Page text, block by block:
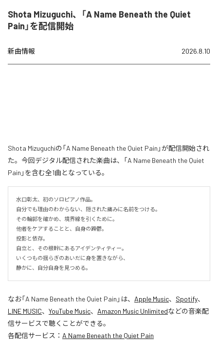
Shota Mizuguchi、「A Name Beneath the Quiet
Pain」を配信開始
新曲情報 2026.8.10
Shota Mizuguchiの「A Name Beneath the Quiet Pain」が配信開始され
た。今回デジタル配信された楽曲は、「A Name Beneath the Quiet
Pain」を含む全1曲となっている。
水口彰太、初のソロピアノ作品。
自分でも理由のわからない、隠された痛みに名前をつける。
その輪郭を確かめ、境界線を引くために。
他者をケアすることと、自身の躁鬱。
投影と依存。
自立と、その根幹にあるアイデンティティー。
いくつもの揺らぎのあいだに身を置きながら、
静かに、自分自身を見つめる。
なお「A Name Beneath the Quiet Pain 」は、 Apple Music、 Spotify、
LINE MUSIC、 YouTube Music、 Amazon Music Unlimitedなどの音楽配
信サービスで聴くことができる。
各配信サービス： A Name Beneath the Quiet Pain